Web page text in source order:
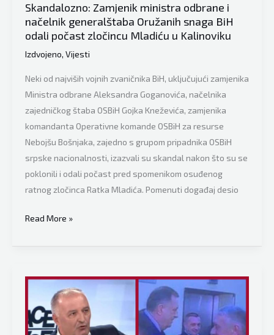
Kozari
Skandalozno: Zamjenik ministra odbrane i
načelnik generalštaba Oružanih snaga BiH
odali počast zločincu Mladiću u Kalinoviku
Izdvojeno, Vijesti
Neki od najviših vojnih zvaničnika BiH, uključujući zamjenika
Ministra odbrane Aleksandra Goganovića, načelnika
zajedničkog štaba OSBiH Gojka Kneževića, zamjenika
komandanta Operativne komande OSBiH za resurse
Nebojšu Bošnjaka, zajedno s grupom pripadnika OSBiH
srpske nacionalnosti, izazvali su skandal nakon što su se
poklonili i odali počast pred spomenikom osuđenog
ratnog zločinca Ratka Mladića. Pomenuti događaj desio
Skandalozno:
ministra
načelnik
generalštaba
Oružanih
Read More »